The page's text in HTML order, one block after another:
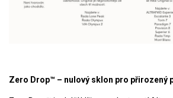
Zero Drop™ – nulový sklon pro přirozený